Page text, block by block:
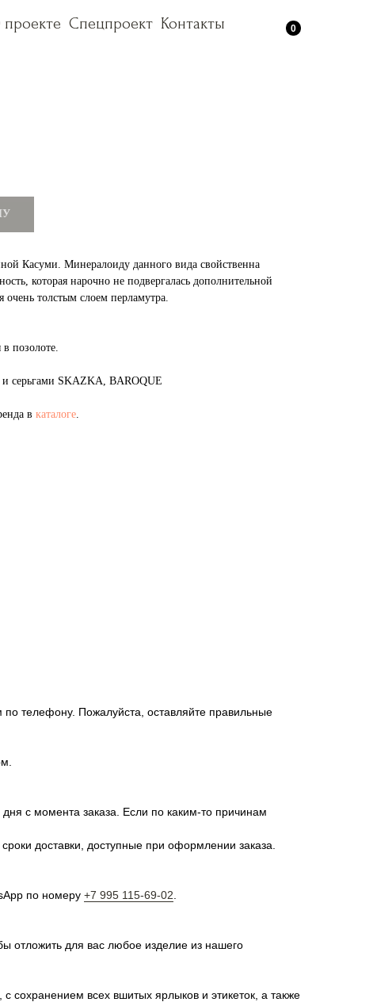
0
Спецпроект Контакты
Спецпроект Контакты
Касуми. Минералоиду данного вида свойственна
которая нарочно не подвергалась дополнительной
очень толстым слоем перламутра.
позолоте.
и серьгами SKAZKA, BAROQUE
в каталоге.
телефону. Пожалуйста, оставляйте правильные
с момента заказа. Если по каким-то причинам
доставки, доступные при оформлении заказа.
по номеру +7 995 115-69-02
отложить для вас любое изделие из нашего
сохранением всех вшитых ярлыков и этикеток, а также